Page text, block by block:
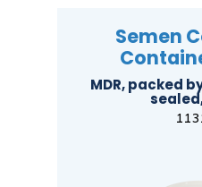
Semen
MDR, packed